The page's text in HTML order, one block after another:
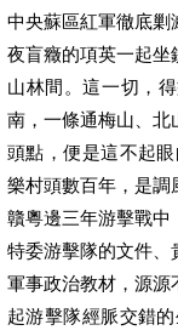
中央蘇區紅軍徹底剿
夜盲癥的項英一起坐
山林間。這一切，
南，一條通梅山、
頭點，便是這不起
樂村頭數百年，是調
贛粵邊三年游擊戰中
特委游擊隊的文件、
軍事政治教材，源
起游擊隊經脈交錯